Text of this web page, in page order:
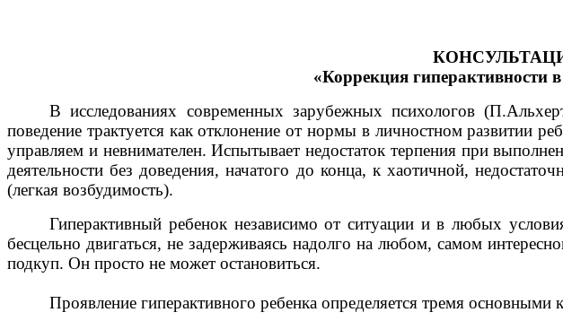
«Коррекция гиперактивности
В исследованиях современных зарубежных психологов
поведение трактуется как отклонение от нормы в личностном развитии
управляем и невнимателен. Испытывает недостаток терпения при
деятельности без доведения, начатого до конца, к хаотичной,
(легкая возбудимость).
Гиперактивный ребенок независимо от ситуации и в любых
бесцельно двигаться, не задерживаясь надолго на любом, самом
подкуп. Он просто не может остановиться.
Проявление гиперактивного ребенка определяется тремя основными